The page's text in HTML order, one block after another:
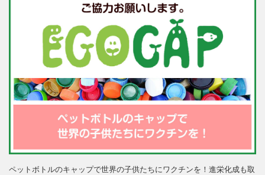
ペットボトルのキャップで世界の子供たちにワクチンを！進栄化成も取